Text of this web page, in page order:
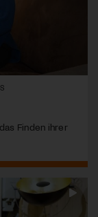
Finden ihrer